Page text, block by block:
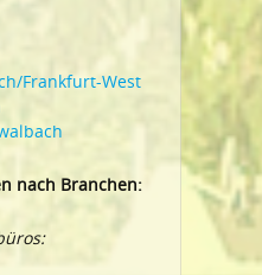
Frankfurt-West
nach Branchen: